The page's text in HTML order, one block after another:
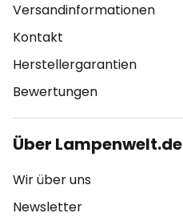
Versandinformationen
Kontakt
Herstellergarantien
Bewertungen
Über Lampenwelt.de
Wir über uns
Newsletter